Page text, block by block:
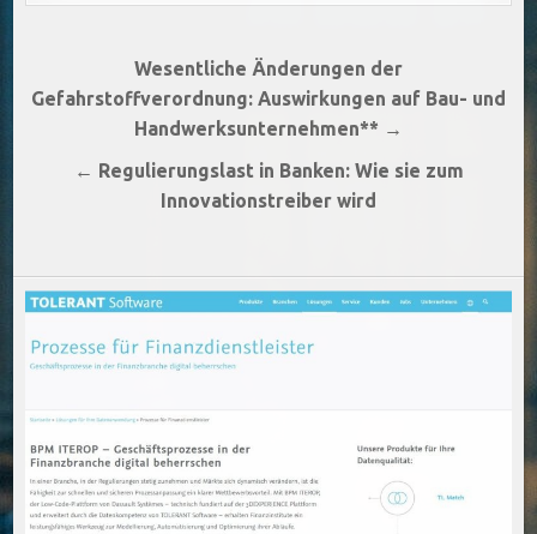
Beitragsnavigation
Wesentliche Änderungen der
Gefahrstoffverordnung: Auswirkungen auf Bau- und
Handwerksunternehmen** →
← Regulierungslast in Banken: Wie sie zum
Innovationstreiber wird